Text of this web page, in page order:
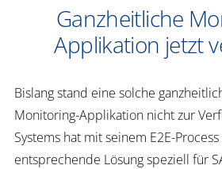
Ganzheitliche
Applikation jetzt
Bislang stand eine solche
Monitoring-Applikation nicht zur
Systems hat mit seinem E2E-
entsprechende Lösung speziell für